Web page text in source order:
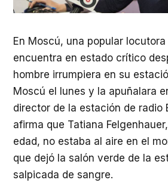
En Moscú, una popular
encuentra en estado crítico
hombre irrumpiera en su
Moscú el lunes y la apuñalara
director de la estación de radio
afirma que Tatiana
edad, no estaba al aire en el
que dejó la salón verde de la
salpicada de sangre.